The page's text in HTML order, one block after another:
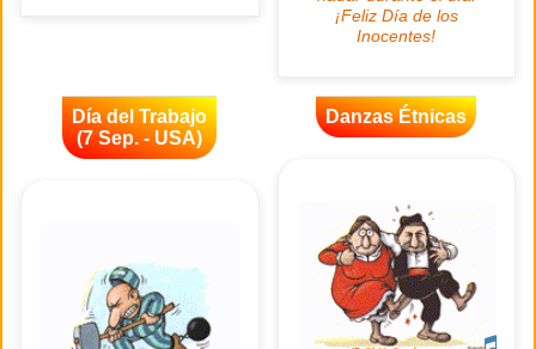
Día del Trabajo
(7 Sep. - USA)
Danzas Étnicas